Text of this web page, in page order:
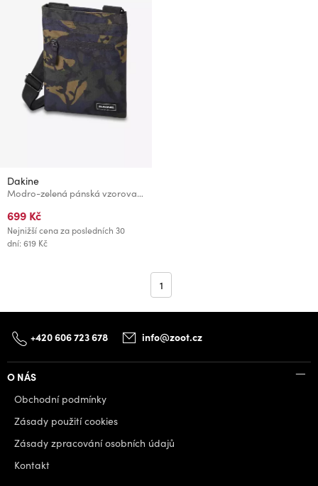
Dakine
Modro-zelená pánská vzorovaná crossbody taška Dakine Jive
699 Kč
Nejnižší cena za posledních 30
dní: 619 Kč
1
+420 606 723 678 info@zoot.cz
O NÁS
Obchodní podmínky
Zásady použití cookies
Zásady zpracování osobních údajů
Kontakt